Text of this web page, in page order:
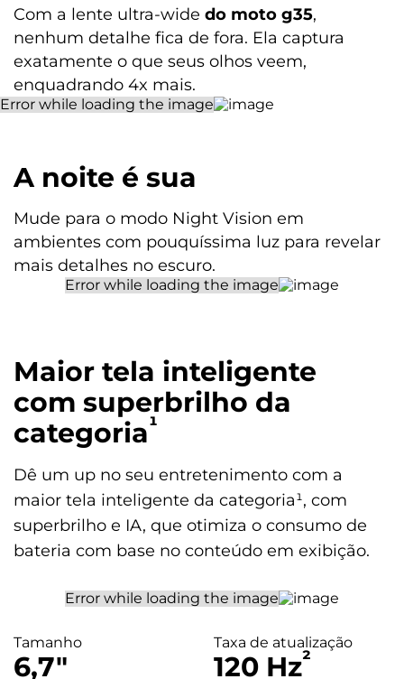
Câmera Principal Frontal: 16 MP | Lente 81,9° | Abertura f/2,45
Captura de vídeo: Full HD (30 fps)
Conectividade
4G - LTE B1 /B2 /B3 /B4 /B5 /B7 /B8 /B12 /B13 /B17 /B25 /B26
5G (SA | NSA | DSS)* - NR n1 /n2 /n3 /n5 /n7 /n26 /n28 /n38 /n40
/n41 /n66 /n78
NFC
Wi-fi
802.11 a/b/g/n/ac | 2,4 GHz e 5 GHz
Bluetooth® 5.0
Radio FM:Sim
GPS; Glonass; GALILEO; QZSS
Certificado de homologação Anatel
071042400330
Com a lente ultra-wide do moto g35,
nenhum detalhe fica de fora. Ela captura
exatamente o que seus olhos veem,
enquadrando 4x mais.
A noite é sua
Mude para o modo Night Vision em
ambientes com pouquíssima luz para revelar
mais detalhes no escuro.
Maior tela inteligente
com superbrilho da
categoria¹
Dê um up no seu entretenimento com a
maior tela inteligente da categoria¹, com
superbrilho e IA, que otimiza o consumo de
bateria com base no conteúdo em exibição.
6,7″
Tamanho
120 Hz²
Taxa de atualização